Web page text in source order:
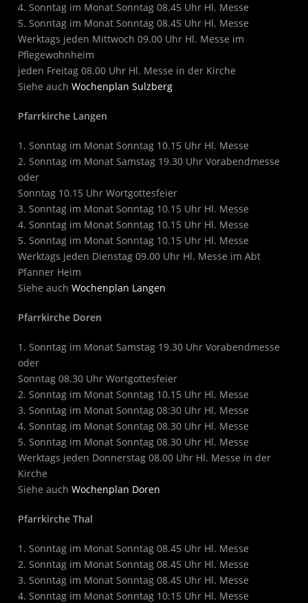
4. Sonntag im Monat Sonntag 08.45 Uhr Hl. Messe
5. Sonntag im Monat Sonntag 08.45 Uhr Hl. Messe
Werktags jeden Mittwoch 09.00 Uhr Hl. Messe im
Pflegewohnheim
jeden Freitag 08.00 Uhr Hl. Messe in der Kirche
Siehe auchWochenplan Sulzberg
Pfarrkirche Langen
1. Sonntag im Monat Sonntag 10.15 Uhr Hl. Messe
2. Sonntag im Monat Samstag 19.30 Uhr Vorabendmesse
oder
Sonntag 10.15 Uhr Wortgottesfeier
3. Sonntag im Monat Sonntag 10.15 Uhr Hl. Messe
4. Sonntag im Monat Sonntag 10.15 Uhr Hl. Messe
5. Sonntag im Monat Sonntag 10.15 Uhr Hl. Messe
Werktags jeden Dienstag 09.00 Uhr Hl. Messe im Abt
Pfanner Heim
Siehe auchWochenplan Langen
Pfarrkirche Doren
1. Sonntag im Monat Samstag 19.30 Uhr Vorabendmesse
oder
Sonntag 08.30 Uhr Wortgottesfeier
2. Sonntag im Monat Sonntag 10.15 Uhr Hl. Messe
3. Sonntag im Monat Sonntag 08:30 Uhr Hl. Messe
4. Sonntag im Monat Sonntag 08.30 Uhr Hl. Messe
5. Sonntag im Monat Sonntag 08.30 Uhr Hl. Messe
Werktags jeden Donnerstag 08.00 Uhr Hl. Messe in der
Kirche
Siehe auchWochenplan Doren
Pfarrkirche Thal
1. Sonntag im Monat Sonntag 08.45 Uhr Hl. Messe
2. Sonntag im Monat Sonntag 08.45 Uhr Hl. Messe
3. Sonntag im Monat Sonntag 08.45 Uhr Hl. Messe
4. Sonntag im Monat Sonntag 10:15 Uhr Hl. Messe